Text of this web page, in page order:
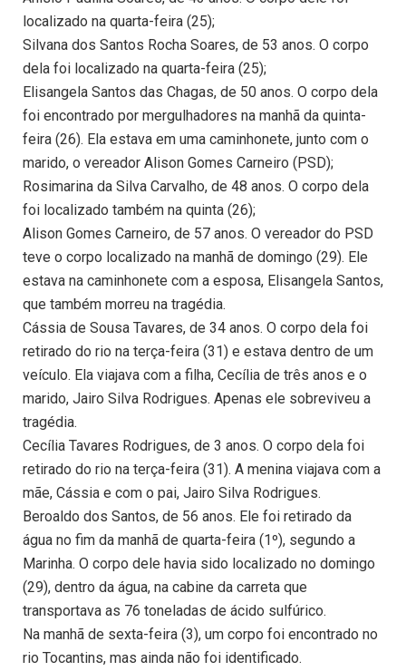
localizado na quarta-feira (25);
Silvana dos Santos Rocha Soares, de 53 anos. O corpo
dela foi localizado na quarta-feira (25);
Elisangela Santos das Chagas, de 50 anos. O corpo dela
foi encontrado por mergulhadores na manhã da quinta-
feira (26). Ela estava em uma caminhonete, junto com o
marido, o vereador Alison Gomes Carneiro (PSD);
Rosimarina da Silva Carvalho, de 48 anos. O corpo dela
foi localizado também na quinta (26);
Alison Gomes Carneiro, de 57 anos. O vereador do PSD
teve o corpo localizado na manhã de domingo (29). Ele
estava na caminhonete com a esposa, Elisangela Santos,
que também morreu na tragédia.
Cássia de Sousa Tavares, de 34 anos. O corpo dela foi
retirado do rio na terça-feira (31) e estava dentro de um
veículo. Ela viajava com a filha, Cecília de três anos e o
marido, Jairo Silva Rodrigues. Apenas ele sobreviveu a
tragédia.
Cecília Tavares Rodrigues, de 3 anos. O corpo dela foi
retirado do rio na terça-feira (31). A menina viajava com a
mãe, Cássia e com o pai, Jairo Silva Rodrigues.
Beroaldo dos Santos, de 56 anos. Ele foi retirado da
água no fim da manhã de quarta-feira (1º), segundo a
Marinha. O corpo dele havia sido localizado no domingo
(29), dentro da água, na cabine da carreta que
transportava as 76 toneladas de ácido sulfúrico.
Na manhã de sexta-feira (3), um corpo foi encontrado no
rio Tocantins, mas ainda não foi identificado.